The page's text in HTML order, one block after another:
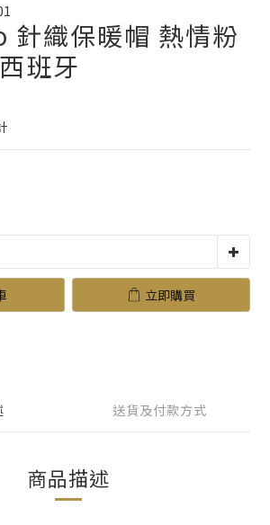
針織保暖帽 熱情粉
班牙
立即購買
送貨及付款方式
商品描述